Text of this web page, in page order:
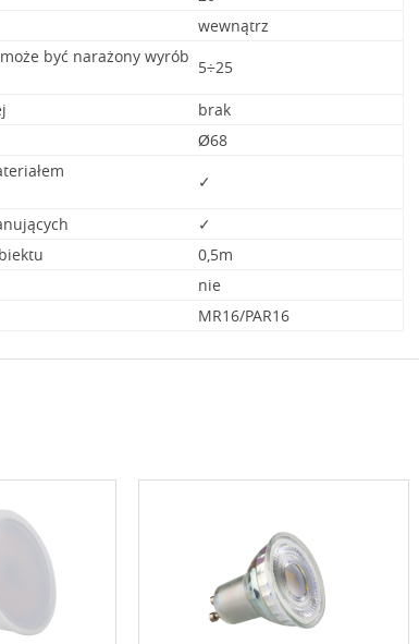
wewnątrz
być narażony wyrób
5÷25
brak
Ø68
✓
✓
0,5m
nie
MR16/PAR16